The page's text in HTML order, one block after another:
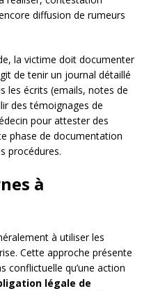
diffusion de rumeurs
la victime doit documenter
de tenir un journal détaillé
les écrits (emails, notes de
des témoignages de
pour attester des
phase de documentation
procédures.
à
à utiliser les
Cette approche présente
conflictuelle qu’une action
légale de